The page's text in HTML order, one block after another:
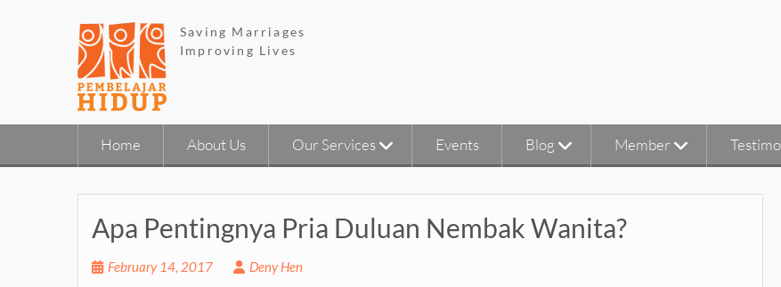
Saving Marriages
Improving Lives
Home About Us Our Services Events Blog Member
Apa Pentingnya Pria Duluan Nembak Wanita?
February 14, 2017 Deny Hen